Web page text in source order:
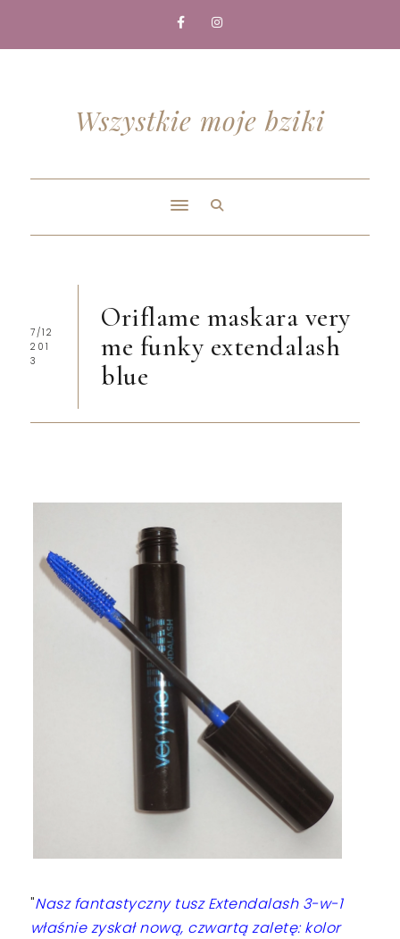
Wszystkie moje bziki
7/12
201
3
Oriflame maskara very
me funky extendalash
blue
"Nasz fantastyczny tusz Extendalash 3-w-1
właśnie zyskał nową, czwartą zaletę: kolor